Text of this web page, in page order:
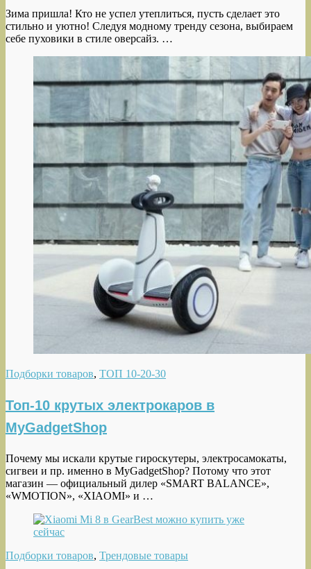
Зима пришла! Кто не успел утеплиться, пусть сделает это
стильно и уютно! Следуя модному тренду сезона, выбираем
себе пуховики в стиле оверсайз. …
Подборки товаров, ТОП 10-20-30
Топ-10 крутых электрокаров в
MyGadgetShop
Почему мы искали крутые гироскутеры, электросамокаты,
сигвеи и пр. именно в MyGadgetShop? Потому что этот
магазин — официальный дилер «SMART BALANCE»,
«WMOTION», «XIAOMI» и …
Подборки товаров, Трендовые товары